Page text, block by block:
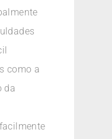
como a
da